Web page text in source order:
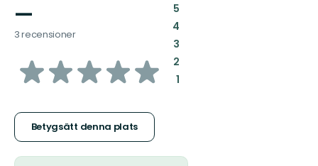
—
3 recensioner
av
stjärnor
Betygsätt denna plats
5:
4:
3:
2:
1: